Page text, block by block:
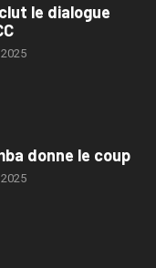
le dialogue
donne le coup